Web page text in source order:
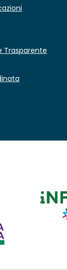
Trasparente